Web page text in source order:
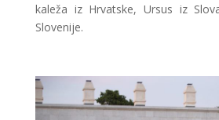
kaleža iz Hrvatske, Ursus iz
Slovenije.